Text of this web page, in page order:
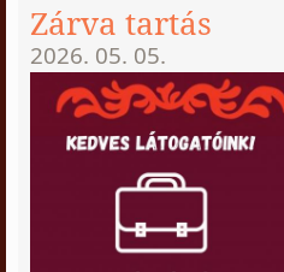
Zárva tartás
2026. 05. 05.